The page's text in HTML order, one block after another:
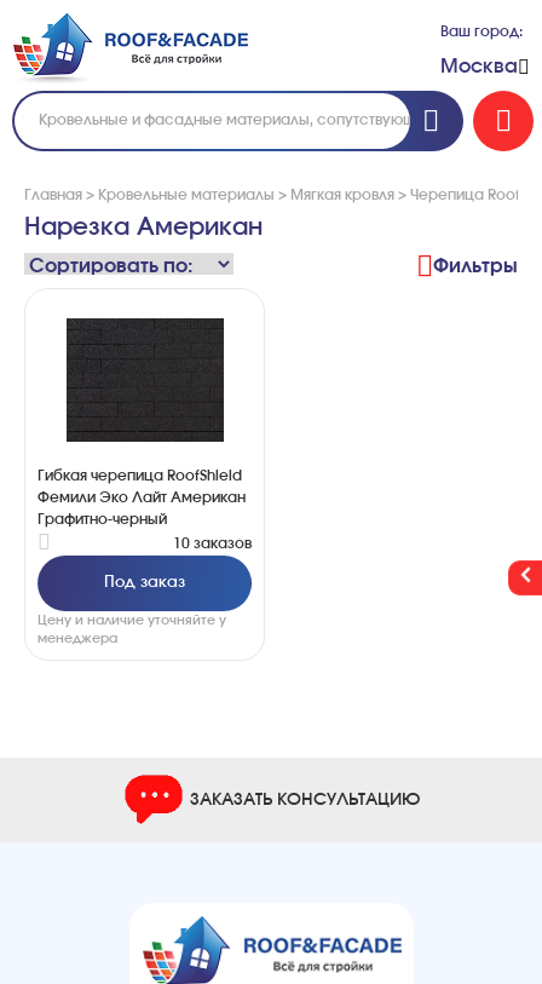
Ваш город:
Москва
Главная > Кровельные материалы > Мягкая кровля > Черепица
Нарезка Американ
Фильтры
Гибкая черепица RoofShield
Фемили Эко Лайт Американ
Графитно-черный
10 заказов
Под заказ
Цену и наличие уточняйте у
менеджера
ЗАКАЗАТЬ КОНСУЛЬТАЦИЮ